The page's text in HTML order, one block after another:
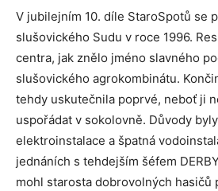
V jubilejním 10. díle StaroSpotů se
slušovického Sudu v roce 1996.
centra, jak znělo jméno slavného
slušovického agrokombinátu.
tehdy uskutečnila poprvé, neboť ji
uspořádat v sokolovně. Důvody
elektroinstalace a špatná
jednáních s tehdejším šéfem
mohl starosta dobrovolných hasičů